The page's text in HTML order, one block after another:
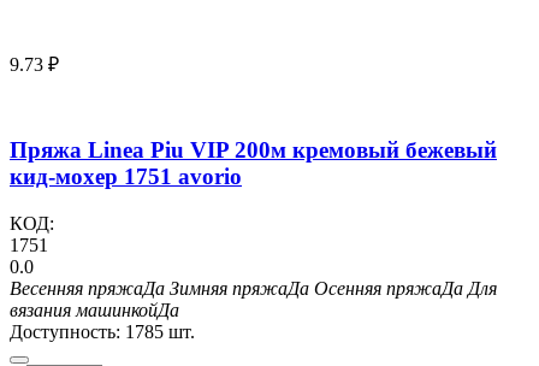
9.73 ₽
Пряжа Linea Piu VIP 200м кремовый бежевый
кид-мохер 1751 avorio
КОД:
1751
0.0
Весенняя пряжаДа Зимняя пряжаДа Осенняя пряжаДа Для
вязания машинкойДа
Доступность: 1785 шт.